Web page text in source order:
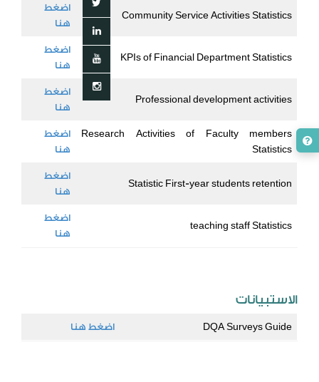
Community Service Activities Statistics
اضغط
هنا
KPIs of Financial Department Statistics
اضغط
هنا
Professional development activities
اضغط
هنا
Research Activities of Faculty members
Statistics
اضغط
هنا
Statistic First-year students retention
اضغط
هنا
teaching staff Statistics
اضغط
هنا
الاستبيانات
DQA Surveys Guide اضغط هنا